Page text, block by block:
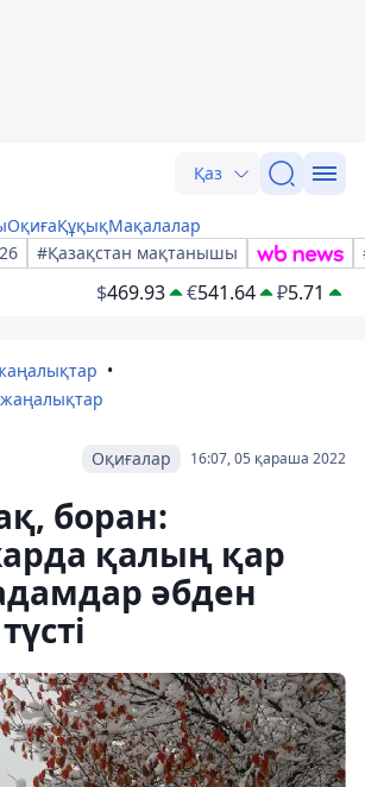
Қаз
ОқиғаҚұқықМақалалар
#Қазақстан мақтанышы
$469.93 €541.64 ₽5.71
16:07, 05 қараша 2022
Оқиғалар
боран:
қалың қар
әбден